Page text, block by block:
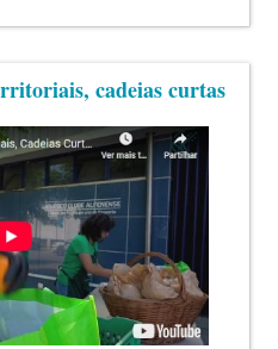
cadeias curtas